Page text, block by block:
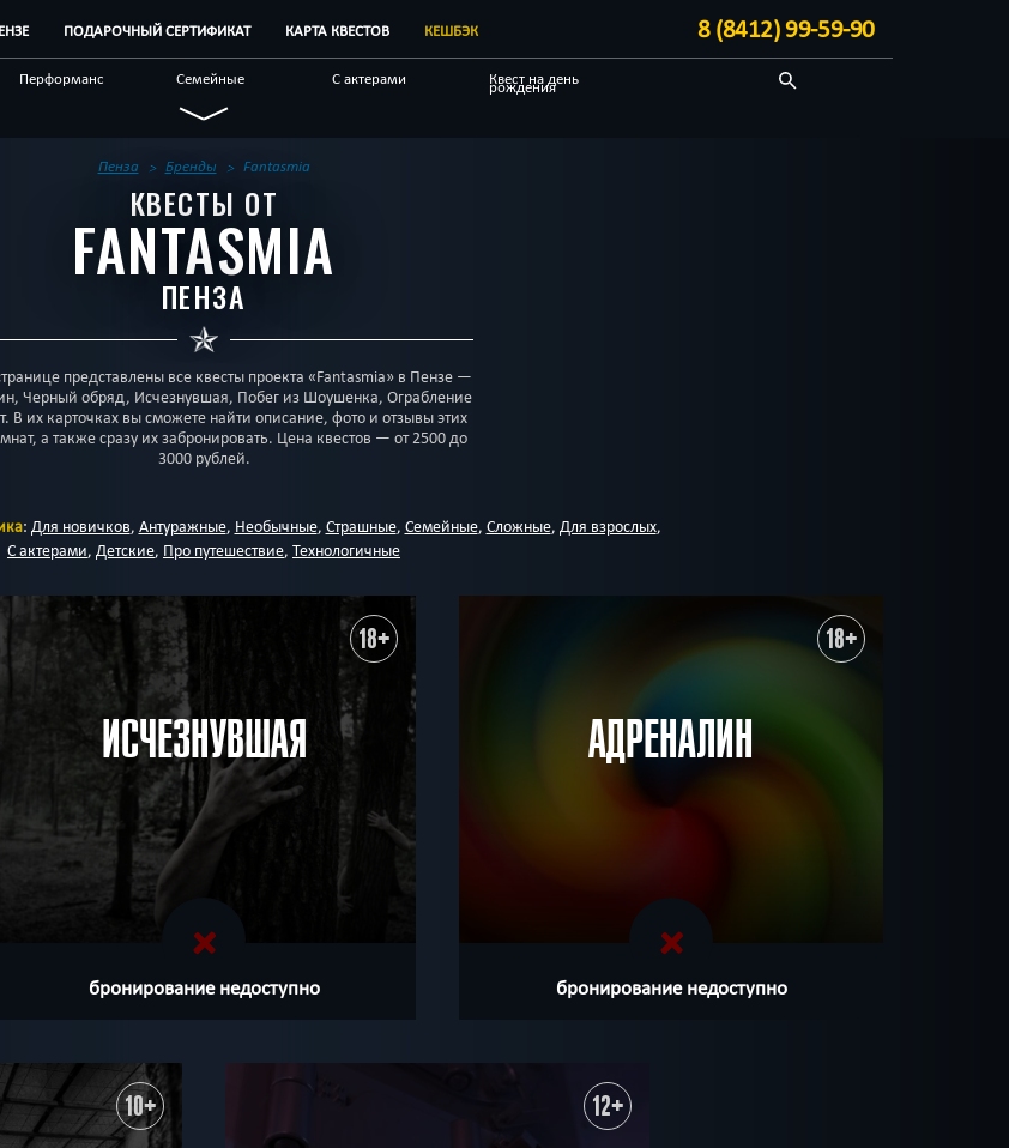
ПОДАРОЧНЫЙ СЕРТИФИКАТ КАРТА КВЕСТОВ КЕШБЭК 8 (8412) 99-59-90
Перформанс Семейные С актерами Квест на день
рождения
Детективные
Квест-комнаты Корпоративным
клиентам
Пенза Бренды Fantasmia
КВЕСТЫ ОТ
FANTASMIA
ПЕНЗА
представлены все квесты проекта «Fantasmia» в Пензе —
Черный обряд, Исчезнувшая, Побег из Шоушенка, Ограбление
В их карточках вы сможете найти описание, фото и отзывы этих
а также сразу их забронировать. Цена квестов — от 2500 до
3000 рублей.
: Для новичков, Антуражные, Необычные, Страшные, Семейные, Сложные, Для взрослых,
С актерами, Детские, Про путешествие, Технологичные
18+
ИСЧЕЗНУВШАЯ
бронирование недоступно
18+
АДРЕНАЛИН
бронирование недоступно
10+ 12+